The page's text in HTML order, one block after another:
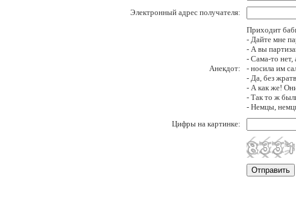
Электронный адрес получателя:
Анекдот:
Приходит
- Дайте мне
- А вы
- Сама-то нет,
- носила им
- Да, без
- А как же!
- Так то ж
- Немцы,
Цифры на картинке: